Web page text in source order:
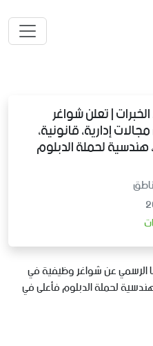
| تعلن شواغر
إدارية، قانونية،
هندسية لحملة الدبلوم
الرسمي عن شواغر وظيفية في
هندسية لحملة الدبلوم فأعلى في